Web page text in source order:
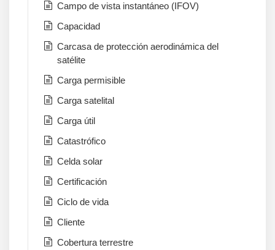
Campo de vista instantáneo (IFOV)
Capacidad
Carcasa de protección aerodinámica del
satélite
Carga permisible
Carga satelital
Carga útil
Catastrófico
Celda solar
Certificación
Ciclo de vida
Cliente
Cobertura terrestre